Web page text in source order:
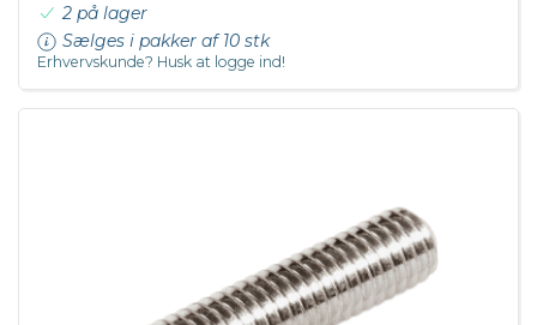
2 på lager
Sælges i pakker af 10 stk
Erhvervskunde? Husk at logge ind!